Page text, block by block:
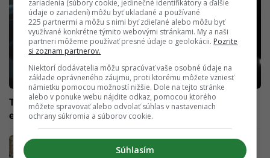
Tesla získala povolenie na prevádzku svojho prvého
európskeho závodu pri Berlíne
Európska metropola ide vzorom, schyľuje sa
tu k úplnému zákazu áut. Priestor dostanú
zariadenia (súbory cookie, jedinečné identifikátory a ďalšie
údaje o zariadení) môžu byť ukladané a používané
225 partnermi a môžu s nimi byť zdieľané alebo môžu byť
využívané konkrétne týmito webovými stránkami. My a naši
partneri môžeme používať presné údaje o geolokácii. Pozrite
si zoznam partnerov.
Niektorí dodávatelia môžu spracúvať vaše osobné údaje na
základe oprávneného záujmu, proti ktorému môžete vzniesť
námietku pomocou možností nižšie. Dole na tejto stránke
alebo v ponuke webu nájdite odkaz, pomocou ktorého
môžete spravovať alebo odvolať súhlas v nastaveniach
ochrany súkromia a súborov cookie.
Súhlasím